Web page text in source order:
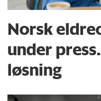
Norsk
under
løsning